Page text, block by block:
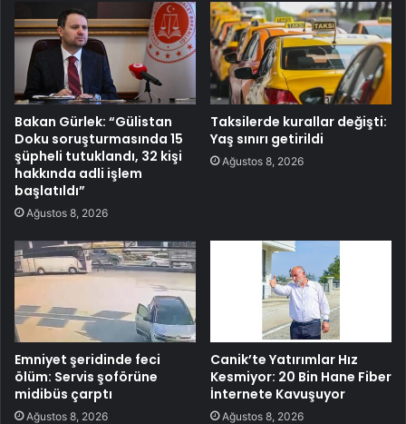
Bakan Gürlek: “Gülistan
Doku soruşturmasında 15
şüpheli tutuklandı, 32 kişi
hakkında adli işlem
başlatıldı”
Ağustos 8, 2026
Taksilerde kurallar değişti:
Yaş sınırı getirildi
Ağustos 8, 2026
Emniyet şeridinde feci
ölüm: Servis şoförüne
midibüs çarptı
Ağustos 8, 2026
Canik’te Yatırımlar Hız
Kesmiyor: 20 Bin Hane Fiber
İnternete Kavuşuyor
Ağustos 8, 2026